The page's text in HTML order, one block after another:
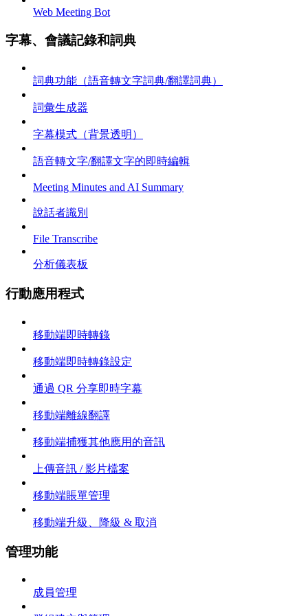
Web Meeting Bot
字幕、會議記錄和詞典
詞典功能（語音轉文字詞典/翻譯詞典）
詞彙生成器
字幕模式（背景透明）
語音轉文字/翻譯文字的即時編輯
Meeting Minutes and AI Summary
說話者識別
File Transcribe
分析儀表板
行動應用程式
移動端即時轉錄
移動端即時轉錄設定
通過 QR 分享即時字幕
移動端離線翻譯
移動端捕獲其他應用的音訊
上傳音訊 / 影片檔案
移動端賬單管理
移動端升級、降級 & 取消
管理功能
成員管理